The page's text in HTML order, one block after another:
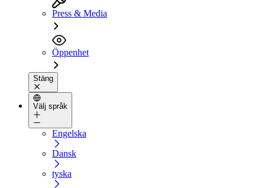
Press & Media
Öppenhet
Stäng
Välj språk
Engelska
Dansk
tyska